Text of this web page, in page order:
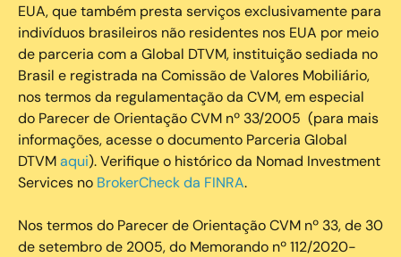
EUA, que também presta serviços exclusivamente para
indivíduos brasileiros não residentes nos EUA por meio
de parceria com a Global DTVM, instituição sediada no
Brasil e registrada na Comissão de Valores Mobiliário,
nos termos da regulamentação da CVM, em especial
do Parecer de Orientação CVM nº 33/2005 (para mais
informações, acesse o documento Parceria Global
DTVMaqui). Verifique o histórico da Nomad Investment
Services no BrokerCheck da FINRA.
Nos termos do Parecer de Orientação CVM nº 33, de 30
de setembro de 2005, do Memorando nº 112/2020-